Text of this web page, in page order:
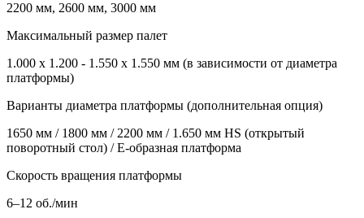
2200 мм, 2600 мм, 3000 мм
Максимальный размер палет
1.000 x 1.200 - 1.550 x 1.550 мм (в зависимости от диаметра
платформы)
Варианты диаметра платформы (дополнительная опция)
1650 мм / 1800 мм / 2200 мм / 1.650 мм HS (открытый
поворотный стол) / E-образная платформа
Скорость вращения платформы
6–12 об./мин